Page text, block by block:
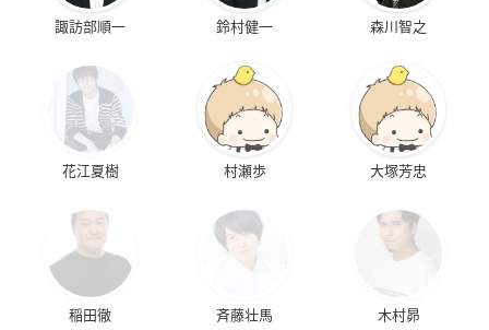
諏訪部順一 鈴村健一 森川智之
花江夏樹 村瀬歩 大塚芳忠
稲田徹 斉藤壮馬 木村昴